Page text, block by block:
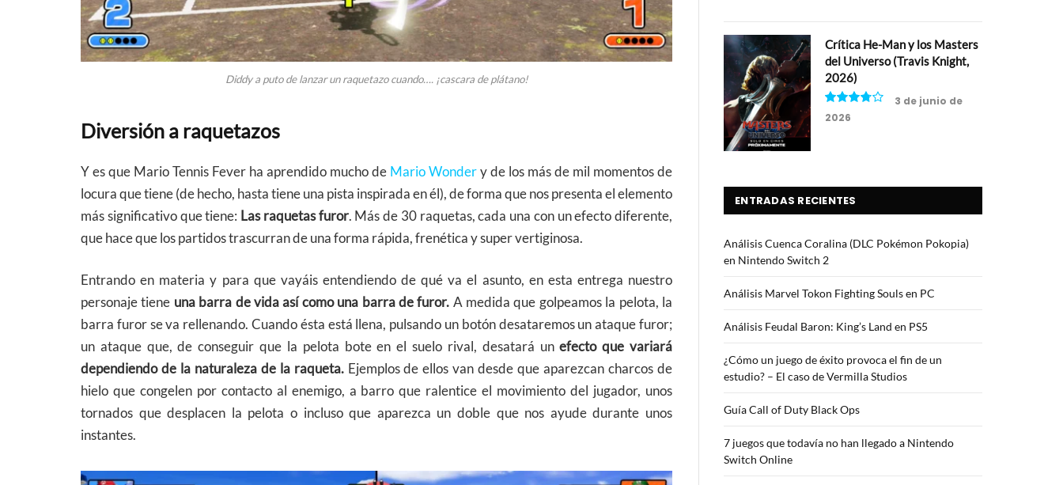
Diddy a puto de lanzar un raquetazo cuando…. ¡cascara de plátano!
Diversión a raquetazos
Y es que Mario Tennis Fever ha aprendido mucho de Mario Wonder y de los más de mil momentos de
locura que tiene (de hecho, hasta tiene una pista inspirada en él), de forma que nos presenta el elemento
más significativo que tiene: Las raquetas furor. Más de 30 raquetas, cada una con un efecto diferente,
que hace que los partidos trascurran de una forma rápida, frenética y super vertiginosa.
Entrando en materia y para que vayáis entendiendo de qué va el asunto, en esta entrega nuestro
personaje tiene una barra de vida así como una barra de furor. A medida que golpeamos la pelota, la
barra furor se va rellenando. Cuando ésta está llena, pulsando un botón desataremos un ataque furor;
un ataque que, de conseguir que la pelota bote en el suelo rival, desatará unefecto que variará
dependiendo de la naturaleza de la raqueta.Ejemplos de ellos van desde que aparezcan charcos de
hielo que congelen por contacto al enemigo, a barro que ralentice el movimiento del jugador, unos
tornados que desplacen la pelota o incluso que aparezca un doble que nos ayude durante unos
instantes.
Crítica He-Man y los Masters
del Universo (Travis Knight,
2026)
7.5
3 de junio de
2026
ENTRADAS RECIENTES
Análisis Cuenca Coralina (DLC Pokémon Pokopia)
en Nintendo Switch 2
Análisis Marvel Tokon Fighting Souls en PC
Análisis Feudal Baron: King’s Land en PS5
¿Cómo un juego de éxito provoca el fin de un
estudio? – El caso de Vermilla Studios
Guía Call of Duty Black Ops
7 juegos que todavía no han llegado a Nintendo
Switch Online